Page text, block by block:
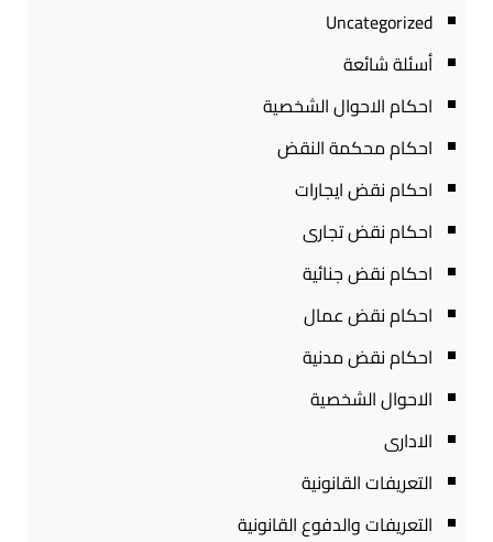
Uncategorized
أسئلة شائعة
احكام الاحوال الشخصية
احكام محكمة النقض
احكام نقض ايجارات
احكام نقض تجارى
احكام نقض جنائية
احكام نقض عمال
احكام نقض مدنية
الاحوال الشخصية
الادارى
التعريفات القانونية
التعريفات والدفوع القانونية